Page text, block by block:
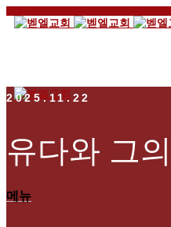
메뉴
2025.11.22
유다와 그